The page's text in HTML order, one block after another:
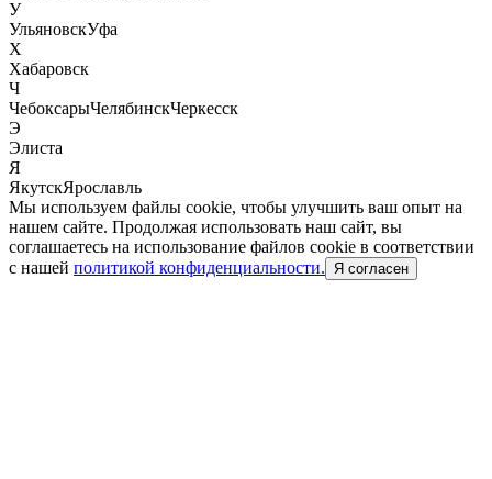
У
УльяновскУфа
Х
Хабаровск
Ч
ЧебоксарыЧелябинскЧеркесск
Э
Элиста
Я
ЯкутскЯрославль
Мы используем файлы cookie, чтобы улучшить ваш опыт на
нашем сайте. Продолжая использовать наш сайт, вы
соглашаетесь на использование файлов cookie в соответствии
с нашей политикой конфиденциальности. Я согласен